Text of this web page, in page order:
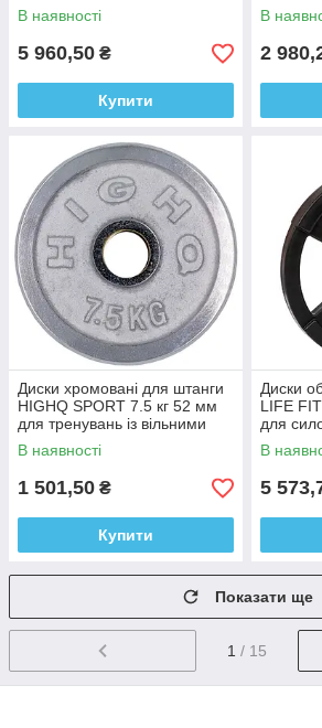
вагами
В наявності
5 960,50 ₴
Купити
вагами
В
2
Диски хромовані для штанги
HIGHQ SPORT 7.5 кг 52 мм
для тренувань із вільними
вагами
В наявності
1 501,50 ₴
Купити
Диски
LIFE
для
В
5
Показати ще
1 / 15